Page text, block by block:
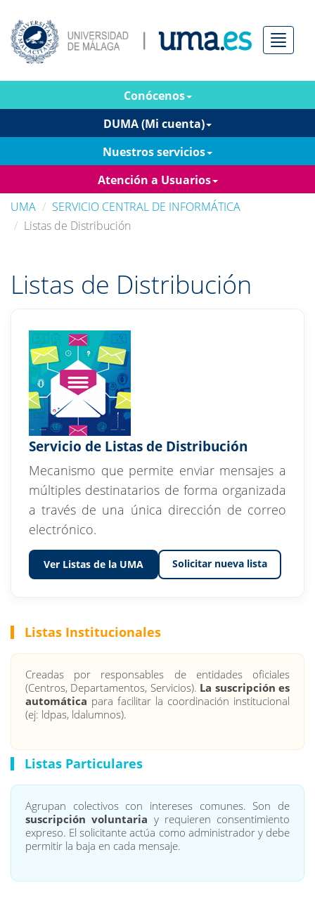
Menú
Conócenos
DUMA (Mi cuenta)
Nuestros servicios
Atención a Usuarios
UMA
SERVICIO CENTRAL DE INFORMÁTICA
Listas de Distribución
Listas de Distribución
Servicio de Listas de Distribución
Mecanismo que permite enviar mensajes a
múltiples destinatarios de forma organizada
a través de una única dirección de correo
electrónico.
Ver Listas de la UMA Solicitar nueva lista
Listas Institucionales
Creadas por responsables de entidades oficiales
(Centros, Departamentos, Servicios). La suscripción es
automática para facilitar la coordinación institucional
(ej: ldpas, ldalumnos).
Listas Particulares
Agrupan colectivos con intereses comunes. Son de
suscripción voluntaria y requieren consentimiento
expreso. El solicitante actúa como administrador y debe
permitir la baja en cada mensaje.